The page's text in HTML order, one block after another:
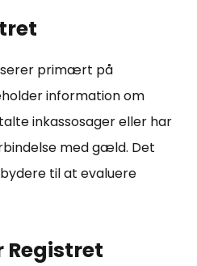
primært på
information om
inkassosager eller har
med gæld. Det
til at evaluere
Registret